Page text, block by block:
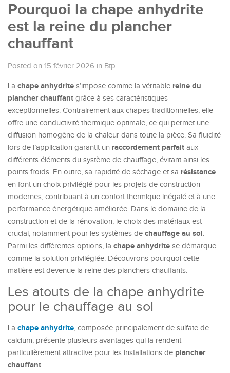
Pourquoi la chape anhydrite
est la reine du plancher
chauffant
Posted on 15 février 2026 in Btp
La chape anhydrite s’impose comme la véritable reine du
plancher chauffant grâce à ses caractéristiques
exceptionnelles. Contrairement aux chapes traditionnelles, elle
offre une conductivité thermique optimale, ce qui permet une
diffusion homogène de la chaleur dans toute la pièce. Sa fluidité
lors de l’application garantit un raccordement parfait aux
différents éléments du système de chauffage, évitant ainsi les
points froids. En outre, sa rapidité de séchage et sa résistance
en font un choix privilégié pour les projets de construction
modernes, contribuant à un confort thermique inégalé et à une
performance énergétique améliorée. Dans le domaine de la
construction et de la rénovation, le choix des matériaux est
crucial, notamment pour les systèmes de chauffage au sol.
Parmi les différentes options, la chape anhydrite se démarque
comme la solution privilégiée. Découvrons pourquoi cette
matière est devenue la reine des planchers chauffants.
Les atouts de la chape anhydrite
pour le chauffage au sol
La chape anhydrite, composée principalement de sulfate de
calcium, présente plusieurs avantages qui la rendent
particulièrement attractive pour les installations de plancher
chauffant.